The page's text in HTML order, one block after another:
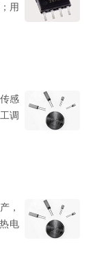
用
感
调
，
电